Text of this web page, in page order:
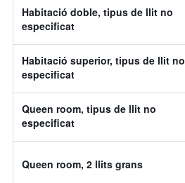
Habitació doble, tipus de llit no
especificat
Habitació superior, tipus de llit no
especificat
Queen room, tipus de llit no
especificat
Queen room, 2 llits grans